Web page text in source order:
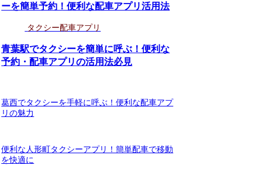
ーを簡単予約！便利な配車アプリ活用法
タクシー配車アプリ
青葉駅でタクシーを簡単に呼ぶ！便利な
予約・配車アプリの活用法必見
葛西でタクシーを手軽に呼ぶ！便利な配車アプ
リの魅力
便利な人形町タクシーアプリ！簡単配車で移動
を快適に